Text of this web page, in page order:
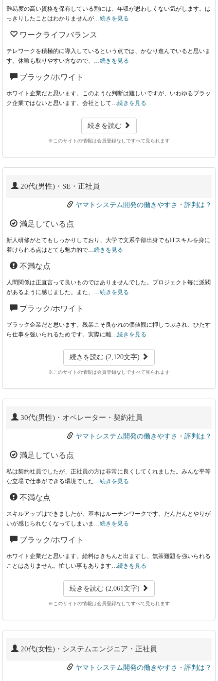
難易度の高い資格を保有している割には、年収が思わしくない気がします。は
っきりしたことはわかりませんが…続きを見る
ワークライフバランス
テレワークを積極的に導入しているという点では、かなり進んでいると思いま
す。休暇も取りやすい方なので、…続きを見る
ブラック/ホワイト
ホワイト企業だと思います。このような判断は難しいですが、いわゆるブラッ
ク企業ではないと思います。会社として…続きを見る
続きを読む
※このサイトの情報は会員登録なしですべて見られます
20代(男性)・SE・正社員
ヤマトシステム開発の働きやすさ・評判は？
満足している点
新人研修がとてもしっかりしており、大学で文系学部出身でもITスキルを身に
着けられる点はとても魅力的で…続きを見る
不満な点
人間関係は正直言って良いものではありませんでした。プロジェクト毎に派閥
があるように感じました。また、…続きを見る
ブラック/ホワイト
ブラック企業だと思います。残業こそ良かれの価値観に押しつぶされ、ひたす
ら仕事を強いられるためです。実際に離…続きを見る
続きを読む (2,120文字)
※このサイトの情報は会員登録なしですべて見られます
30代(男性)・オペレーター・契約社員
ヤマトシステム開発の働きやすさ・評判は？
満足している点
私は契約社員でしたが、正社員の方は非常に良くしてくれました。みんな平等
な立場で仕事ができる環境でした…続きを見る
不満な点
スキルアップはできましたが、基本はルーチンワークです。だんだんとやりが
いが感じられなくなってしまいま…続きを見る
ブラック/ホワイト
ホワイト企業だと思います。給料はきちんと出ますし、無茶難題を強いられる
ことはありません。忙しい事もあります…続きを見る
続きを読む (2,061文字)
※このサイトの情報は会員登録なしですべて見られます
20代(女性)・システムエンジニア・正社員
ヤマトシステム開発の働きやすさ・評判は？